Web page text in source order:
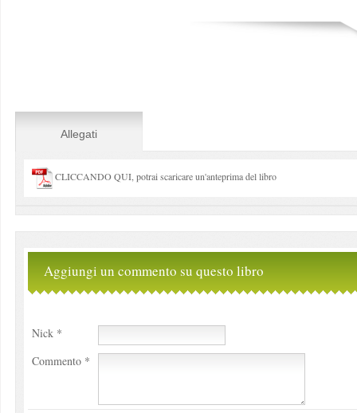
Allegati
CLICCANDO QUI, potrai scaricare un'anteprima del libro
Aggiungi un commento su questo libro
Nick *
Commento *